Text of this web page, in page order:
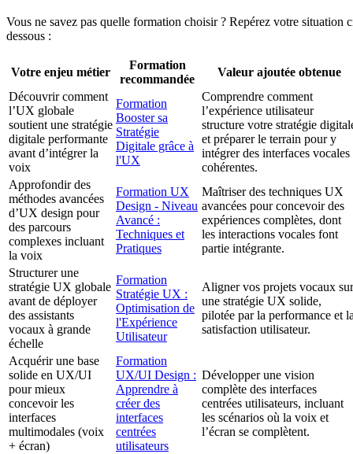
Vous ne savez pas quelle formation choisir ? Repérez votre situation
dessous :
Votre enjeu métier
Formation
recommandée
Valeur ajoutée obtenue
Découvrir comment
l’UX globale
soutient une stratégie
digitale performante
avant d’intégrer la
voix
Formation
Booster sa
Stratégie
Digitale grâce à
l'UX
Comprendre comment
l’expérience utilisateur
structure votre stratégie
et préparer le terrain pour y
intégrer des interfaces vocales
cohérentes.
Approfondir des
méthodes avancées
d’UX design pour
des parcours
complexes incluant
la voix
Formation UX
Design - Niveau
Avancé :
Techniques et
Pratiques
Maîtriser des techniques UX
avancées pour concevoir des
expériences complètes, dont
les interactions vocales font
partie intégrante.
Structurer une
stratégie UX globale
avant de déployer
des assistants
vocaux à grande
échelle
Formation
Stratégie UX :
Optimisation de
l'Expérience
Utilisateur
Aligner vos projets vocaux sur
une stratégie UX solide,
pilotée par la performance et
satisfaction utilisateur.
Acquérir une base
solide en UX/UI
pour mieux
concevoir les
interfaces
multimodales (voix
+ écran)
Formation
UX/UI Design :
Apprendre à
créer des
interfaces
centrées
utilisateurs
Développer une vision
complète des interfaces
centrées utilisateurs, incluant
les scénarios où la voix et
l’écran se complètent.